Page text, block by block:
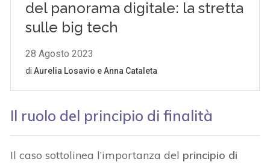
Il ruolo del principio di finalità
Il caso sottolinea l’importanza del principio di